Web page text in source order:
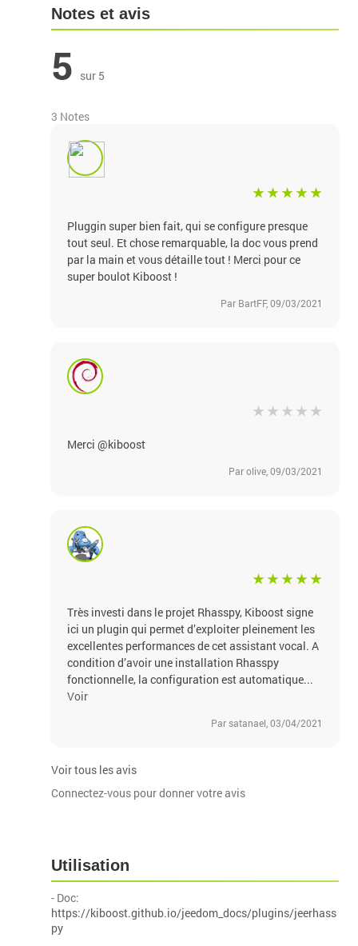
Notes et avis
5 sur 5
3 Notes
Pluggin super bien fait, qui se configure presque
tout seul. Et chose remarquable, la doc vous prend
par la main et vous détaille tout ! Merci pour ce
super boulot Kiboost !
Par BartFF, 09/03/2021
Merci @kiboost
Par olive, 09/03/2021
Très investi dans le projet Rhasspy, Kiboost signe
ici un plugin qui permet d’exploiter pleinement les
excellentes performances de cet assistant vocal. A
condition d’avoir une installation Rhasspy
fonctionnelle, la configuration est automatique...
Voir
Par satanael, 03/04/2021
Voir tous les avis
Connectez-vous pour donner votre avis
Utilisation
- Doc:
https://kiboost.github.io/jeedom_docs/plugins/jeerhass
py